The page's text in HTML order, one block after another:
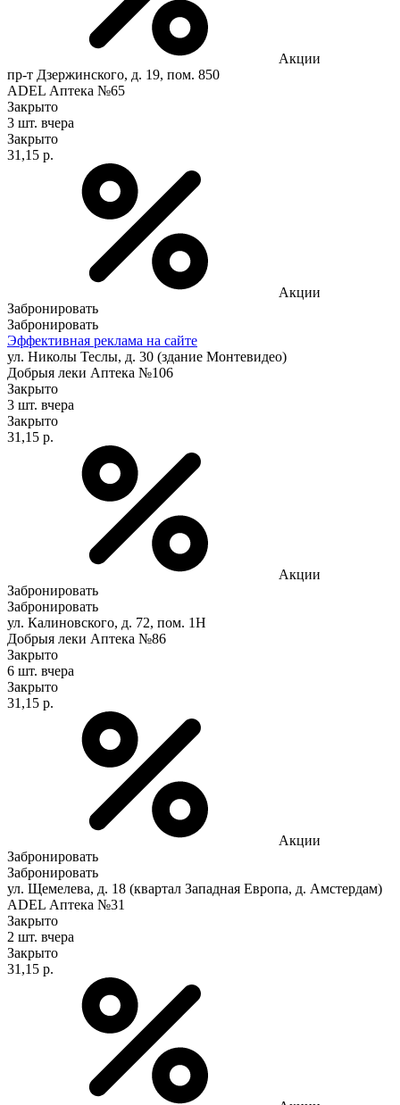
Акции
пр-т Дзержинского, д. 19, пом. 850
ADEL Аптека №65
Закрыто
3 шт. вчера
Закрыто
31,15 р.
Акции
Забронировать
Забронировать
Эффективная реклама на сайте
ул. Николы Теслы, д. 30 (здание Монтевидео)
Добрыя леки Аптека №106
Закрыто
3 шт. вчера
Закрыто
31,15 р.
Акции
Забронировать
Забронировать
ул. Калиновского, д. 72, пом. 1Н
Добрыя леки Аптека №86
Закрыто
6 шт. вчера
Закрыто
31,15 р.
Акции
Забронировать
Забронировать
ул. Щемелева, д. 18 (квартал Западная Европа, д. Амстердам)
ADEL Аптека №31
Закрыто
2 шт. вчера
Закрыто
31,15 р.